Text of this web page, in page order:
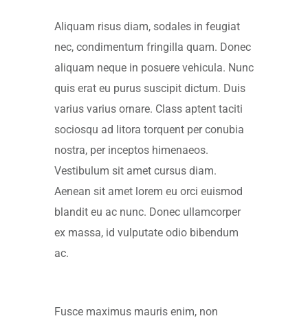
Aliquam risus diam, sodales in feugiat
nec, condimentum fringilla quam. Donec
aliquam neque in posuere vehicula. Nunc
quis erat eu purus suscipit dictum. Duis
varius varius ornare. Class aptent taciti
sociosqu ad litora torquent per conubia
nostra, per inceptos himenaeos.
Vestibulum sit amet cursus diam.
Aenean sit amet lorem eu orci euismod
blandit eu ac nunc. Donec ullamcorper
ex massa, id vulputate odio bibendum
ac.
Fusce maximus mauris enim, non